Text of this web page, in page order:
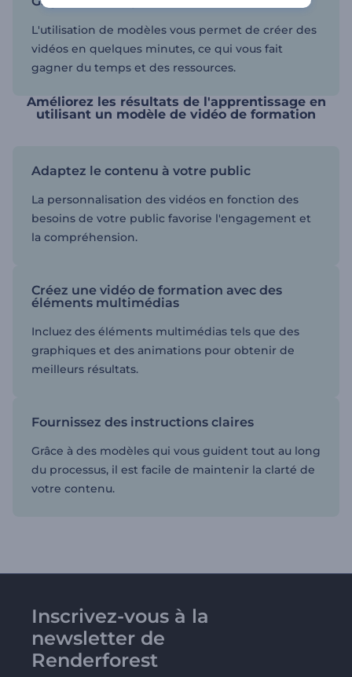
L'utilisation de modèles vous permet de créer des
vidéos en quelques minutes, ce qui vous fait
gagner du temps et des ressources.
Améliorez les résultats de l'apprentissage en
utilisant un modèle de vidéo de formation
Adaptez le contenu à votre public
La personnalisation des vidéos en fonction des
besoins de votre public favorise l'engagement et
la compréhension.
Créez une vidéo de formation avec des
éléments multimédias
Incluez des éléments multimédias tels que des
graphiques et des animations pour obtenir de
meilleurs résultats.
Fournissez des instructions claires
Grâce à des modèles qui vous guident tout au long
du processus, il est facile de maintenir la clarté de
votre contenu.
Inscrivez-vous à la
newsletter de
Renderforest